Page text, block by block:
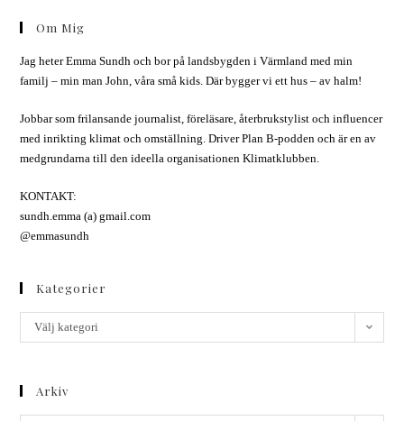
Om Mig
Jag heter Emma Sundh och bor på landsbygden i Värmland med min
familj – min man John, våra små kids. Där bygger vi ett hus – av halm!
Jobbar som frilansande journalist, föreläsare, återbrukstylist och influencer
med inrikting klimat och omställning. Driver Plan B-podden och är en av
medgrundarna till den ideella organisationen Klimatklubben.
KONTAKT:
sundh.emma (a) gmail.com
@emmasundh
Kategorier
Välj kategori
Arkiv